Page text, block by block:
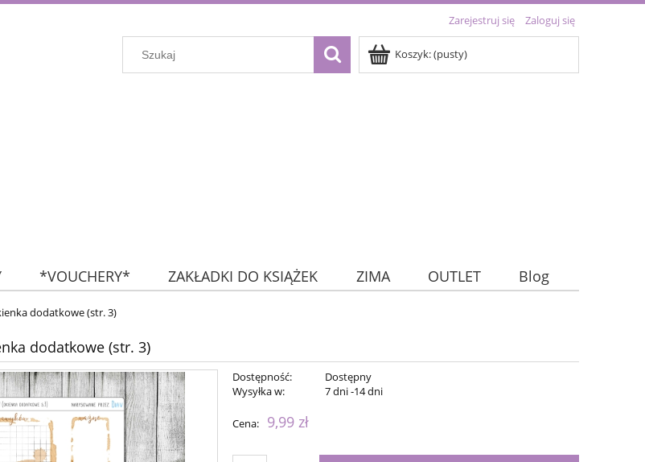
Zarejestruj się Zaloguj się
Koszyk:(pusty)
*VOUCHERY* ZAKŁADKI DO KSIĄŻEK ZIMA OUTLET
Blog
FLAGI NA SKRÓTY: NAKLEJKI (wszystkie)
ZESTAWY TYGODNIOWE
dodatkowe (str. 3)
dodatkowe (str. 3)
Dostępność:
Dostępny
Wysyłka w:
7 dni -14 dni
Cena: 9,99 zł